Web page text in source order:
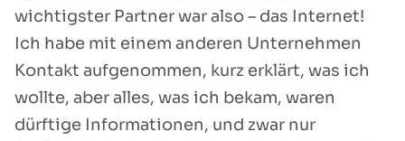
wichtigster Partner war also – das Internet!
Ich habe mit einem anderen Unternehmen
Kontakt aufgenommen, kurz erklärt, was ich
wollte, aber alles, was ich bekam, waren
dürftige Informationen, und zwar nur